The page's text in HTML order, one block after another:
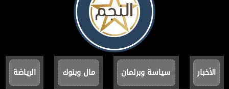
الأخبار سياسة وبرلمان مال وبنوك الرياضة